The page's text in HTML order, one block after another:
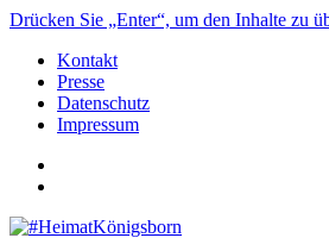
Drücken Sie „Enter“, um den Inhalte zu
Kontakt
Presse
Datenschutz
Impressum